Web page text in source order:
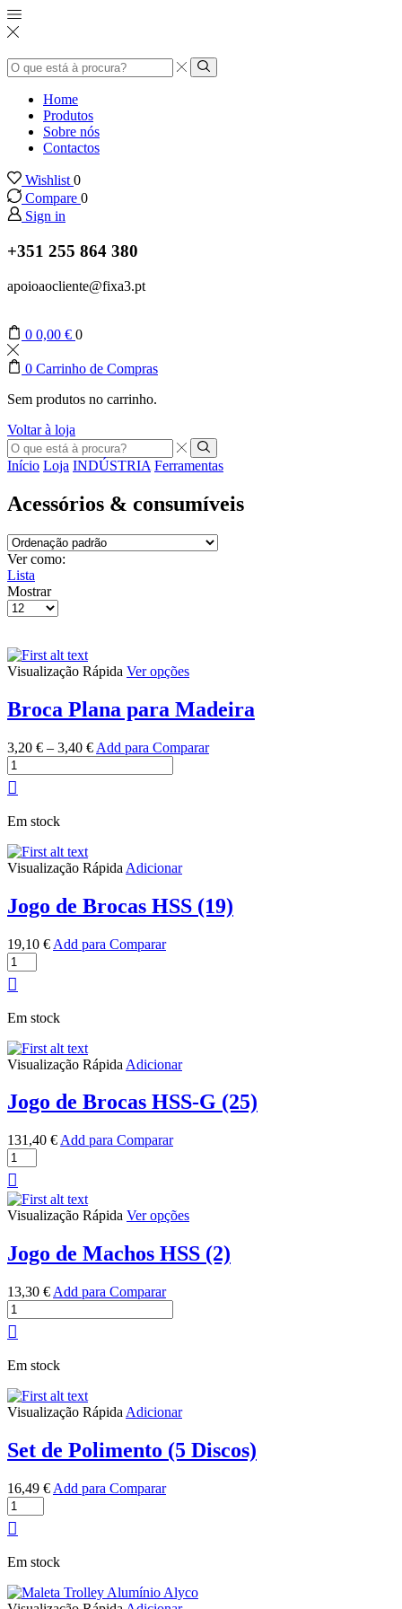
Entrada
de
pesquisa
Pesquisar
Home
Produtos
Sobre nós
Contactos
Wishlist 0
Compare 0
Sign in
+351 255 864 380
apoioaocliente@fixa3.pt
0 0,00 € 0
0 Carrinho de Compras
Sem produtos no carrinho.
Voltar à loja
Entrada
de
pesquisa
Pesquisar
Início Loja INDÚSTRIA Ferramentas
Acessórios & consumíveis
Ver como:
Lista
Mostrar
Produtos
Visualização Rápida Ver opçõesThis
has
multiple
The
Broca Plana para Madeira
3,20 € – 3,40 € Add para Comparar
Quantidade
de
Broca
para
Madeira
product
multiple
variants.
The
be
on
product
page
Em stock
Visualização Rápida Adicionar
Jogo de Brocas HSS (19)
19,10 € Add para Comparar
Quantidade
de
Jogo
Brocas
HSS
(19)
Em stock
Visualização Rápida Adicionar
Jogo de Brocas HSS-G (25)
131,40 € Add para Comparar
Quantidade
de
Jogo
de
Brocas
G
(25)
Visualização Rápida Ver opçõesThis
has
multiple
Jogo de Machos HSS (2)
13,30 € Add para Comparar
Quantidade
de
Jogo
Machos
HSS
(2)
product
multiple
variants.
The
be
on
product
page
Em stock
Visualização Rápida Adicionar
Set de Polimento (5 Discos)
16,49 € Add para Comparar
Quantidade
de
Set
Polimento
(5
Discos)
Em stock